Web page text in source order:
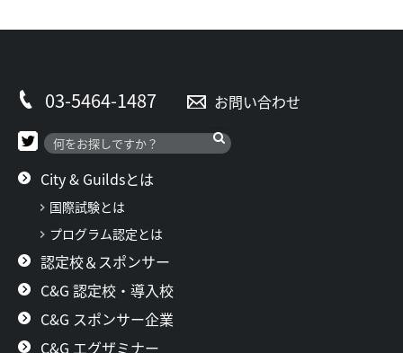
03-5464-1487 お問い合わせ
City & Guildsとは
国際試験とは
プログラム認定とは
認定校＆スポンサー
C&G 認定校・導入校
C&G スポンサー企業
C&G エグザミナー